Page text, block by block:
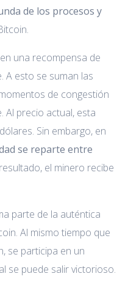
de los procesos y
una recompensa de
A esto se suman las
de congestión
Al precio actual, esta
Sin embargo, en
se reparte entre
el minero recibe
parte de la auténtica
Al mismo tiempo que
se participa en un
se puede salir victorioso.